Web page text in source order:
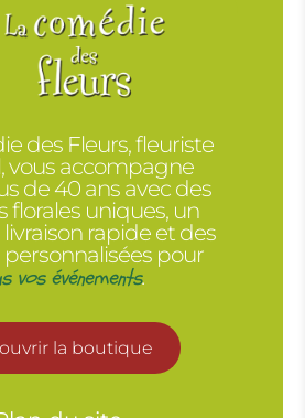
des Fleurs, fleuriste
vous accompagne
de 40 ans avec des
florales uniques, un
rapide et des
pour
vos événements.
la boutique